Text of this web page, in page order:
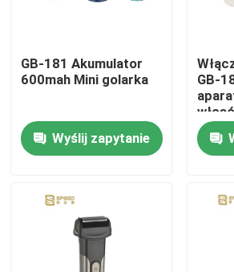
Kontrola jakości
Profesjonalny klijer do włosów
Odładowalna klijka do włosów
GB-181 Akumulator
600mah Mini golarka
Wyślij zapytanie
GB-